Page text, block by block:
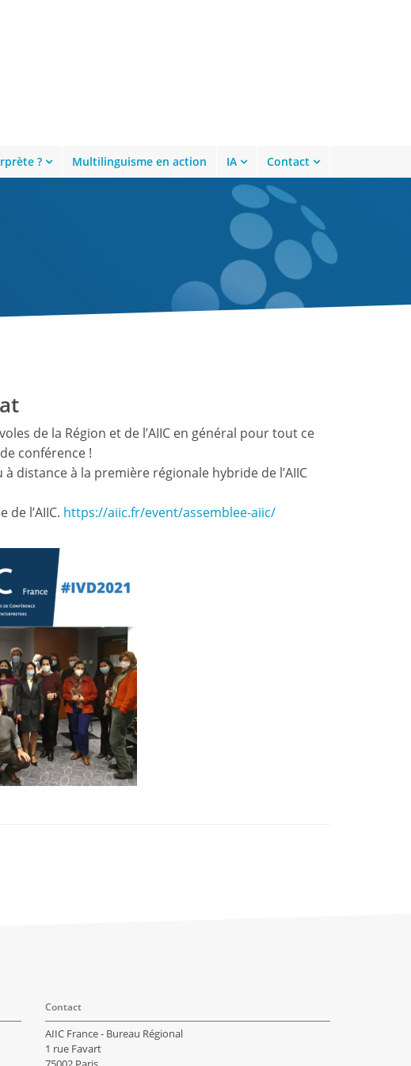
? Multilinguisme en action IA Contact
de la Région et de l’AIIC en général pour tout ce
conférence !
distance à la première régionale hybride de l’AIIC
de l’AIIC. https://aiic.fr/event/assemblee-aiic/
Contact
AIIC France - Bureau Régional
1 rue Favart